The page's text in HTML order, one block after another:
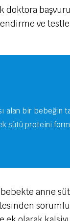
doktora
ve
alan bir bebeğin
sütü proteini
anne
sorumlu